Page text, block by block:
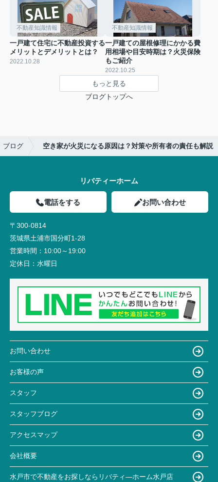
不動産知識情報
一戸建て住宅に不動産投資する
メリットとデメリットとは？
2022.10.28
不動産知識情報
一戸建ての屋根修理にかかる費
用相場や目安時期は？火災保険
もご紹介
2022.10.25
もっと見る
ブログトップへ
ブログ 空き家が火災になる原因は？対策や所有者の責任も解説
リバティーホーム
電話をする お問い合わせ
〒300-0814
茨城県土浦市国分町1-28
営業時間： 10:00～19:00
定休日： 水曜日
お問い合わせ
お客様の声
スタッフ
スタッフブログ
アクセスマップ
会社概要
水戸市で不動産をお探しならリバティ―ホーム水戸店